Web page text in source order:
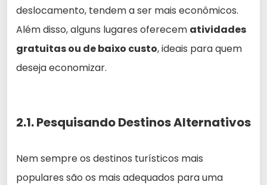
deslocamento, tendem a ser mais econômicos.
Além disso, alguns lugares oferecem atividades
gratuitas ou de baixo custo, ideais para quem
deseja economizar.
2.1. Pesquisando Destinos Alternativos
Nem sempre os destinos turísticos mais
populares são os mais adequados para uma